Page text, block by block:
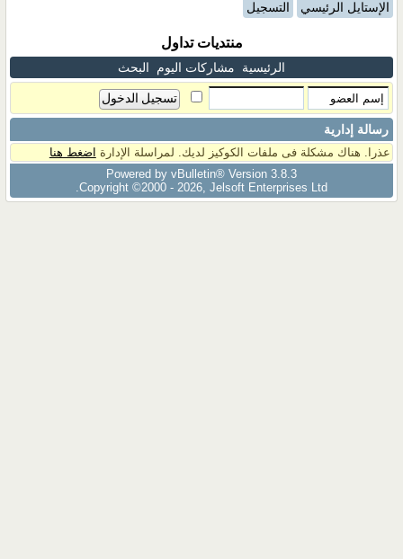
الإستايل الرئيسي التسجيل
منتديات تداول
الرئيسية مشاركات اليوم البحث
رسالة إدارية
عذرا. هناك مشكلة فى ملفات الكوكيز لديك. لمراسلة الإدارة اضغط هنا
Powered by vBulletin® Version 3.8.3
Copyright ©2000 - 2026, Jelsoft Enterprises Ltd.